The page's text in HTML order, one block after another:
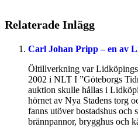
Relaterade Inlägg
Carl Johan Pripp – en av
Öltillverkning var
2002 i NLT I ”Göteborgs
auktion skulle hållas i
hörnet av Nya Stadens torg
fanns utöver bostadshus och
brännpannor, brygghus och